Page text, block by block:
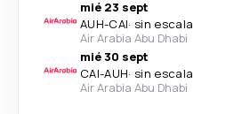
mié 23 sept
AUH-CAI· sin escala
Air Arabia Abu Dhabi
mié 30 sept
CAI-AUH· sin escala
Air Arabia Abu Dhabi